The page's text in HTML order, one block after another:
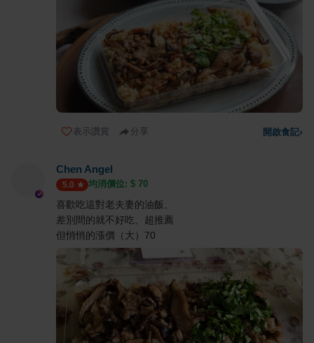
表示讚賞 分享 開啟食記›
Chen Angel
5.0 均消價位: $ 70
喜歡吃這對老夫妻的油飯、
差別間的就不好吃、超推薦
但悄悄的漲價（大）70